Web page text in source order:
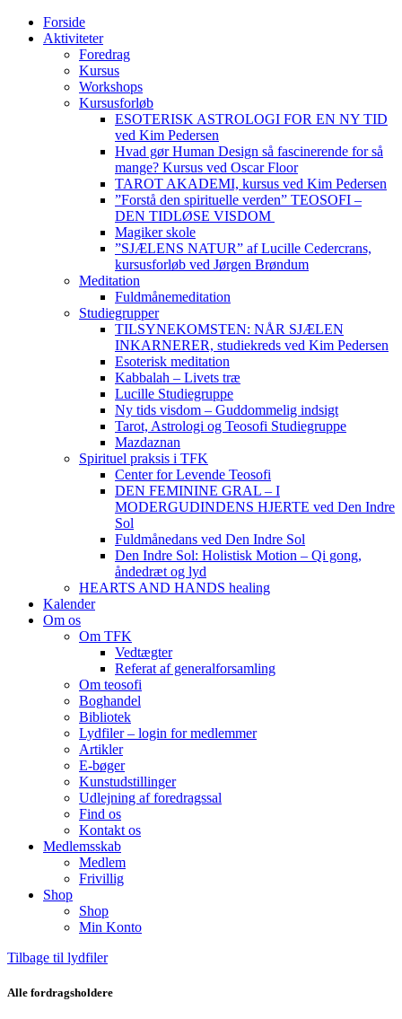
Forside
Aktiviteter
Foredrag
Kursus
Workshops
Kursusforløb
ESOTERISK ASTROLOGI FOR EN NY TID
ved Kim Pedersen
Hvad gør Human Design så fascinerende for så
mange? Kursus ved Oscar Floor
TAROT AKADEMI, kursus ved Kim Pedersen
”Forstå den spirituelle verden” TEOSOFI –
DEN TIDLØSE VISDOM
Magiker skole
”SJÆLENS NATUR” af Lucille Cedercrans,
kursusforløb ved Jørgen Brøndum
Meditation
Fuldmånemeditation
Studiegrupper
TILSYNEKOMSTEN: NÅR SJÆLEN
INKARNERER, studiekreds ved Kim Pedersen
Esoterisk meditation
Kabbalah – Livets træ
Lucille Studiegruppe
Ny tids visdom – Guddommelig indsigt
Tarot, Astrologi og Teosofi Studiegruppe
Mazdaznan
Spirituel praksis i TFK
Center for Levende Teosofi
DEN FEMININE GRAL – I
MODERGUDINDENS HJERTE ved Den Indre
Sol
Fuldmånedans ved Den Indre Sol
Den Indre Sol: Holistisk Motion – Qi gong,
åndedræt og lyd
HEARTS AND HANDS healing
Kalender
Om os
Om TFK
Vedtægter
Referat af generalforsamling
Om teosofi
Boghandel
Bibliotek
Lydfiler – login for medlemmer
Artikler
E-bøger
Kunstudstillinger
Udlejning af foredragssal
Find os
Kontakt os
Medlemsskab
Medlem
Frivillig
Shop
Shop
Min Konto
Tilbage til lydfiler
Alle fordragsholdere